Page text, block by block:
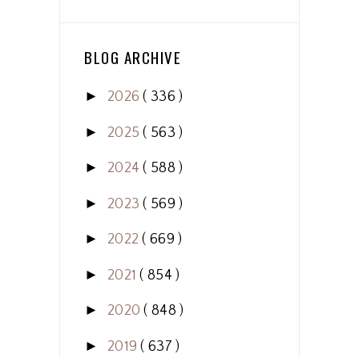
BLOG ARCHIVE
► 2026( 336 )
► 2025( 563 )
► 2024( 588 )
► 2023( 569 )
► 2022( 669 )
► 2021( 854 )
► 2020( 848 )
► 2019( 637 )